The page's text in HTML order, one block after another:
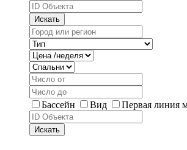
Искать
Бассейн Вид Первая линия
Искать